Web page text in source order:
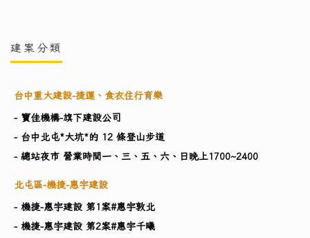
建案分類
台中重大建設-捷運、食衣住行育樂
- 寶佳機構-旗下建設公司
- 台中北屯*大坑*的 12 條登山步道
- 總站夜市 營業時間一、三、五、六、日晚上1700~2400
北屯區-機捷-惠宇建設
- 機捷-惠宇建設 第1案#惠宇敦北
- 機捷-惠宇建設 第2案#惠宇千曦